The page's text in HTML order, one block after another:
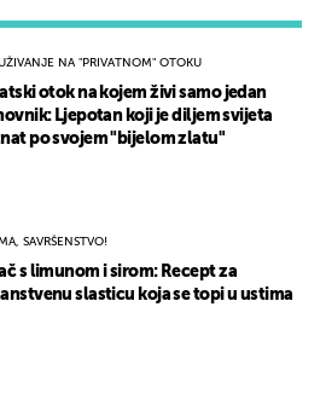
NA "PRIVATNOM" OTOKU
otok na kojem živi samo jedan
Ljepotan koji je diljem svijeta
po svojem "bijelom zlatu"
SAVRŠENSTVO!
s limunom i sirom: Recept za
slasticu koja se topi u ustima